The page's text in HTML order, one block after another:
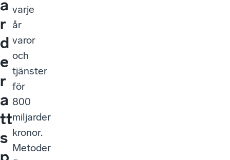
a
r
d
e
r
a
tt
s
varje
år
varor
och
tjänster
för
800
miljarder
kronor.
Metoder